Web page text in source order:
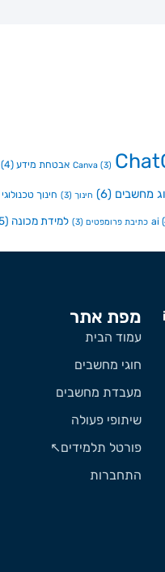
Canva (3) אבטחת מידע (4)
מחשבים (6) חינוך (3) חינוך טכנולוגי
כתיבת פרומפטים (3) למידת מכונה (5)
מפת אתר
עמוד הבית
חוגי מחשבים
מעבדת מחשבים
שיתופי פעולה
פורטל תלמידים↖️
התחברות